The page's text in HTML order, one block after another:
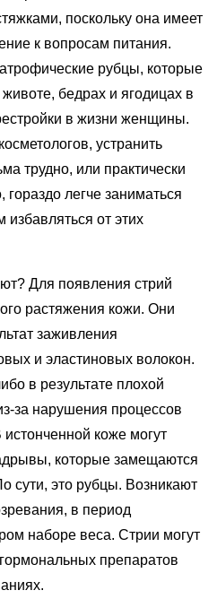
поскольку она имеет
к вопросам питания.
рубцы, которые
бедрах и ягодицах в
в жизни женщины.
устранить
трудно, или практически
легче заниматься
от этих
Для появления стрий
растяжения кожи. Они
заживления
и эластиновых волокон.
в результате плохой
за нарушения процессов
коже могут
которые замещаются
сути, это рубцы. Возникают
в период
наборе веса. Стрии могут
препаратов